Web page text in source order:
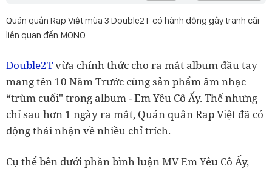
Quán quân Rap Việt mùa 3 Double2T có hành động gây tranh cãi
liên quan đến MONO.
Double2Tvừa chính thức cho ra mắt album đầu tay
mang tên 10 Năm Trước cùng sản phẩm âm nhạc
“trùm cuối" trong album - Em Yêu Cô Ấy. Thế nhưng
chỉ sau hơn 1 ngày ra mắt, Quán quân Rap Việt đã có
động thái nhận về nhiều chỉ trích.
Cụ thể bên dưới phần bình luận MV Em Yêu Cô Ấy,